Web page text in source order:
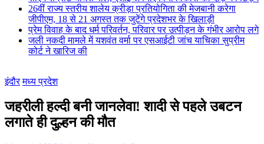
26वीं राज्य स्तरीय शालेय क्रीड़ा प्रतियोगिता की मेजबानी करेगा
जीपीएम, 18 से 21 अगस्त तक जुटेंगे प्रदेशभर के खिलाड़ी
प्रेम विवाह के बाद धर्म परिवर्तन, परिवार पर उत्पीड़न के गंभीर आरोप लगे
जली नकदी मामले में यशवंत वर्मा पर एसआईटी जांच याचिका सुप्रीम
कोर्ट ने खारिज की
इंदौर मध्य प्रदेश
जहरीली हल्दी बनी जानलेवा! शादी से पहले उबटन
लगाते ही दुल्हन की मौत